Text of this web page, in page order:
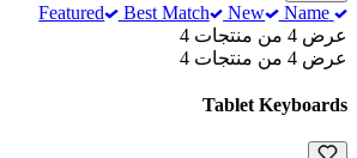
Featured
Best Match New
Name
عرض 4 من منتجات 4
عرض 4 من منتجات 4
Tablet Keyboards